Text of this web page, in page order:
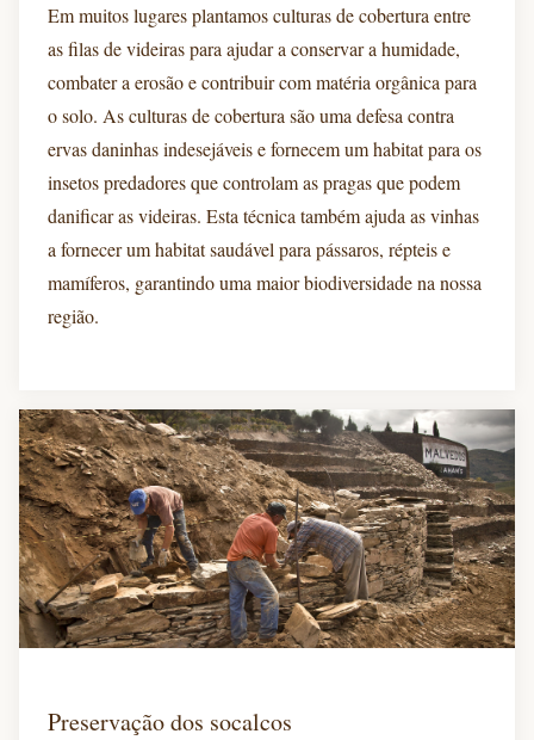
Em muitos lugares plantamos culturas de cobertura entre
as filas de videiras para ajudar a conservar a humidade,
combater a erosão e contribuir com matéria orgânica para
o solo. As culturas de cobertura são uma defesa contra
ervas daninhas indesejáveis e fornecem um habitat para os
insetos predadores que controlam as pragas que podem
danificar as videiras. Esta técnica também ajuda as vinhas
a fornecer um habitat saudável para pássaros, répteis e
mamíferos, garantindo uma maior biodiversidade na nossa
região.
Preservação dos socalcos